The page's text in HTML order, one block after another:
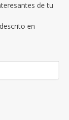
de tu
en